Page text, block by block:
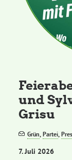
und
Grisu
Grün,Partei,
7. Juli 2026